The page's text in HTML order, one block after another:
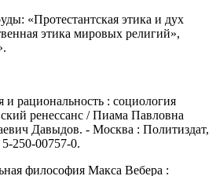
«Протестантская этика и дух
этика мировых религий»,
рациональность : социология
ренессанс / Пиама Павловна
Давыдов. - Москва : Политиздат,
250-00757-0.
философия Макса Вебера :